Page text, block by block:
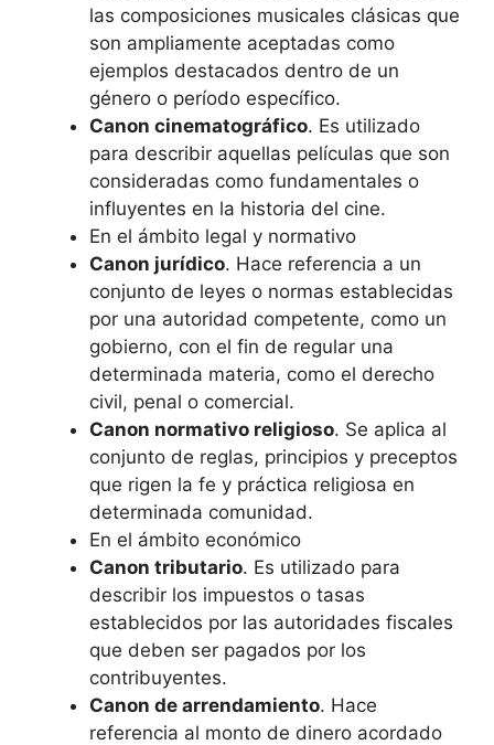
las composiciones musicales clásicas que
son ampliamente aceptadas como
ejemplos destacados dentro de un
género o período específico.
Canon cinematográfico. Es utilizado
para describir aquellas películas que son
consideradas como fundamentales o
influyentes en la historia del cine.
En el ámbito legal y normativo
Canon jurídico. Hace referencia a un
conjunto de leyes o normas establecidas
por una autoridad competente, como un
gobierno, con el fin de regular una
determinada materia, como el derecho
civil, penal o comercial.
Canon normativo religioso. Se aplica al
conjunto de reglas, principios y preceptos
que rigen la fe y práctica religiosa en
determinada comunidad.
En el ámbito económico
Canon tributario. Es utilizado para
describir los impuestos o tasas
establecidos por las autoridades fiscales
que deben ser pagados por los
contribuyentes.
Canon de arrendamiento. Hace
referencia al monto de dinero acordado